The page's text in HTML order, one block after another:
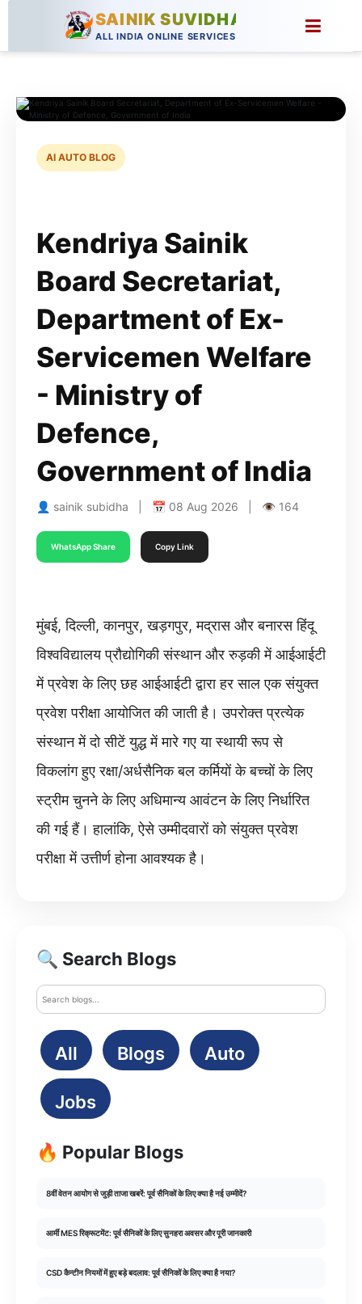
SAINIK SUVIDHA
ALL INDIA ONLINE SERVICES
AI AUTO BLOG
Kendriya Sainik
Board Secretariat,
Department of Ex-
Servicemen Welfare
- Ministry of
Defence,
Government of India
👤 sainik subidha | 📅 08 Aug 2026 | 👁 164
WhatsApp Share Copy Link
मुंबई, दिल्ली, कानपुर, खड़गपुर, मद्रास और बनारस हिंदू
विश्वविद्यालय प्रौद्योगिकी संस्थान और रुड़की में आईआईटी
में प्रवेश के लिए छह आईआईटी द्वारा हर साल एक संयुक्त
प्रवेश परीक्षा आयोजित की जाती है। उपरोक्त प्रत्येक
संस्थान में दो सीटें युद्ध में मारे गए या स्थायी रूप से
विकलांग हुए रक्षा/अर्धसैनिक बल कर्मियों के बच्चों के लिए
स्ट्रीम चुनने के लिए अधिमान्य आवंटन के लिए निर्धारित
की गई हैं। हालांकि, ऐसे उम्मीदवारों को संयुक्त प्रवेश
परीक्षा में उत्तीर्ण होना आवश्यक है।
🔍 Search Blogs
All Blogs Auto
Jobs
🔥 Popular Blogs
8वीं वेतन आयोग से जुड़ी ताजा खबरें: पूर्व सैनिकों के लिए क्या है नई उम्मीदें?
आर्मी MES रिक्रूटमेंट: पूर्व सैनिकों के लिए सुनहरा अवसर और पूरी जानकारी
CSD कैन्टीन नियमों में हुए बड़े बदलाव: पूर्व सैनिकों के लिए क्या है नया?